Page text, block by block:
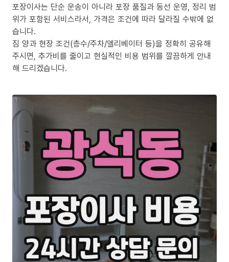
포장이사는 단순 운송이 아니라 포장 품질과 동선 운영, 정리 범
위가 포함된 서비스라서, 가격은 조건에 따라 달라질 수밖에 없
습니다.
짐 양과 현장 조건(층수/주차/엘리베이터 등)을 정확히 공유해
주시면, 추가비를 줄이고 현실적인 비용 범위를 깔끔하게 안내
해 드리겠습니다.